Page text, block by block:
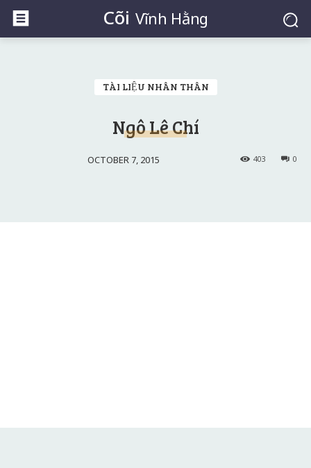
Cõi Vĩnh Hằng
TÀI LIỆU NHÂN THÂN
Ngô Lê Chí
OCTOBER 7, 2015 0
403